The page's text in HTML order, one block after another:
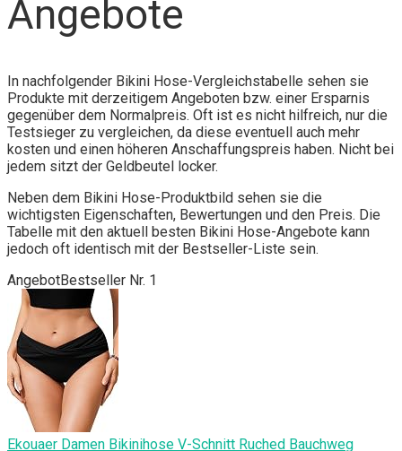
Angebote
In nachfolgender Bikini Hose-Vergleichstabelle sehen sie
Produkte mit derzeitigem Angeboten bzw. einer Ersparnis
gegenüber dem Normalpreis. Oft ist es nicht hilfreich, nur die
Testsieger zu vergleichen, da diese eventuell auch mehr
kosten und einen höheren Anschaffungspreis haben. Nicht bei
jedem sitzt der Geldbeutel locker.
Neben dem Bikini Hose-Produktbild sehen sie die
wichtigsten Eigenschaften, Bewertungen und den Preis. Die
Tabelle mit den aktuell besten Bikini Hose-Angebote kann
jedoch oft identisch mit der Bestseller-Liste sein.
AngebotBestseller Nr. 1
Ekouaer Damen Bikinihose V-Schnitt Ruched Bauchweg